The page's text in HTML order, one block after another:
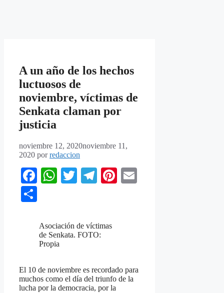
A un año de los hechos
luctuosos de
noviembre, víctimas de
Senkata claman por
justicia
noviembre 12, 2020noviembre 11,
2020 porredaccion
Facebook
WhatsApp
TwitterTelegram
Pinterest
Asociación de víctimas
de Senkata. FOTO:
Propia
El 10 de noviembre es recordado para
muchos como el día del triunfo de la
lucha por la democracia, por la